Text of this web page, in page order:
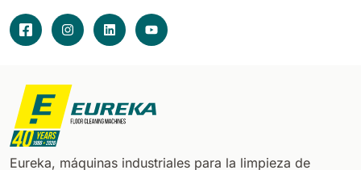
Eureka, máquinas industriales para la limpieza de